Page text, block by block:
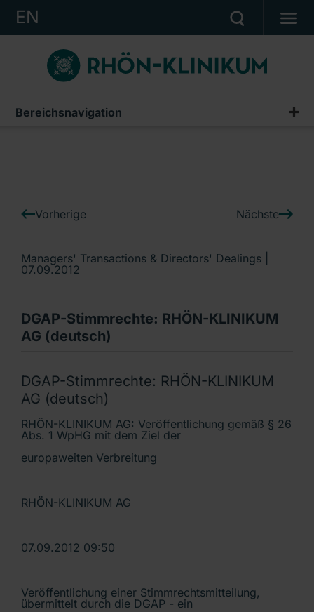
EN
KONZERN
KLINIKEN
KARRIERE
Ein Unternehmen der RHÖN-KLINIKUM AG
Bereichsnavigation
IR-News
Vorherige Nächste
Managers' Transactions & Directors' Dealings |
07.09.2012
DGAP-Stimmrechte: RHÖN-KLINIKUM
AG (deutsch)
DGAP-Stimmrechte: RHÖN-KLINIKUM
AG (deutsch)
RHÖN-KLINIKUM AG: Veröffentlichung gemäß § 26
Abs. 1 WpHG mit dem Ziel der
europaweiten Verbreitung
RHÖN-KLINIKUM AG
07.09.2012 09:50
Veröffentlichung einer Stimmrechtsmitteilung,
übermittelt durch die DGAP - ein